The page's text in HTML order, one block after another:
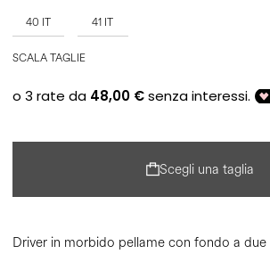
40 IT 41 IT
SCALA TAGLIE
Scegli una taglia
Driver in morbido pellame con fondo a